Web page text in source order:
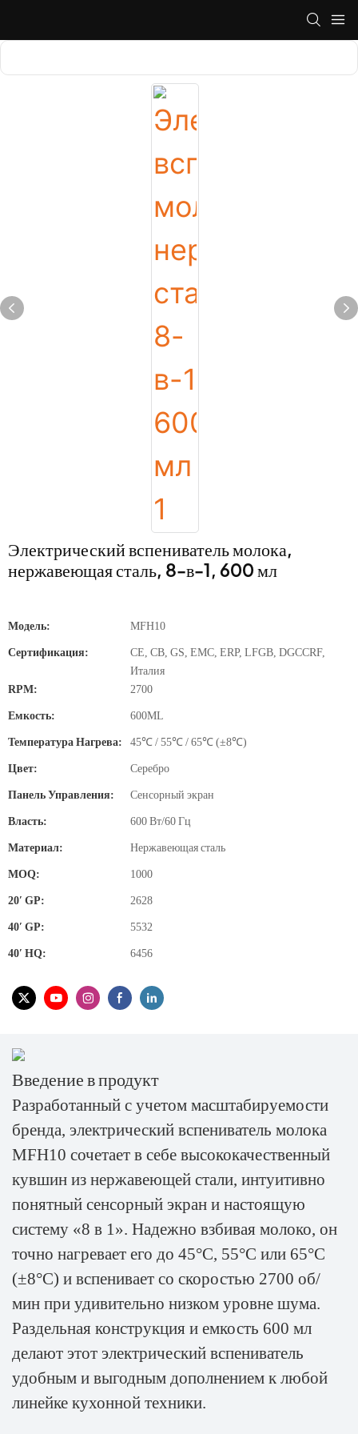
Электрический вспениватель молока,
нержавеющая сталь, 8-в-1, 600 мл
Модель: MFH10
Сертификация:
CE, CB, GS, EMC, ERP, LFGB, DGCCRF,
Италия
RPM:
2700
Емкость: 600ML
Температура Нагрева: 45℃ / 55℃ / 65℃ (±8℃)
Цвет: Серебро
Панель Управления: Сенсорный экран
Власть: 600 Вт/60 Гц
Материал: Нержавеющая сталь
MOQ: 1000
20′ GP: 2628
40′ GP: 5532
40′ HQ: 6456
Введение в продукт
Разработанный с учетом масштабируемости
бренда, электрический вспениватель молока
MFH10 сочетает в себе высококачественный
кувшин из нержавеющей стали, интуитивно
понятный сенсорный экран и настоящую
систему «8 в 1». Надежно взбивая молоко, он
точно нагревает его до 45°C, 55°C или 65°C
(±8°C) и вспенивает со скоростью 2700 об/
мин при удивительно низком уровне шума.
Раздельная конструкция и емкость 600 мл
делают этот электрический вспениватель
удобным и выгодным дополнением к любой
линейке кухонной техники.